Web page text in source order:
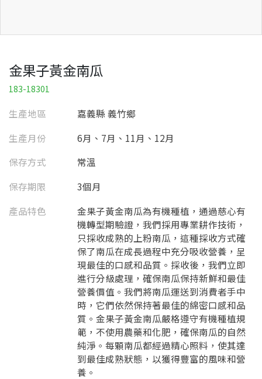
金果子黃金南瓜
183-18301
生產地區
嘉義縣 義竹鄉
生產月份
6月、7月、11月、12月
保存方式
常溫
保存期限
3個月
產品特色
金果子黃金南瓜為有機種植，通過慈心有
機轉型期驗證，我們採用專業耕作技術，
只採收成熟的上粉南瓜，這種採收方式確
保了南瓜在成長過程中充分吸收營養，呈
現最佳的口感和品質。採收後，我們立即
進行分級處理，確保南瓜保持新鮮和最佳
營養價值。我們將南瓜運送到消費者手中
時，它們依然保持著最佳的綿密口感和品
質。金果子黃金南瓜嚴格遵守有機種植規
範，不使用農藥和化肥，確保南瓜的自然
純淨。每顆南瓜都經過精心照料，使其達
到最佳成熟狀態，以獲得豐富的風味和營
養。